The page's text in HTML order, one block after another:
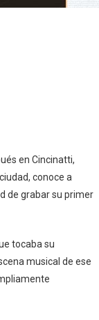
en Cincinatti,
conoce a
de grabar su primer
tocaba su
musical de ese